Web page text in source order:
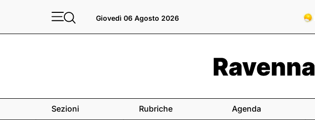
Giovedì 06 Agosto 2026
Sezioni Rubriche Agenda